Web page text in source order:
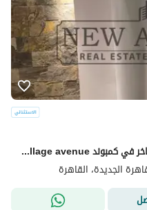
شقة ٢٥٧ متر بحري متشطبة تشطيب فاخر في كمبوند village avenue لشركة palm hills بافضل سعر
الجديدة، القاهرة